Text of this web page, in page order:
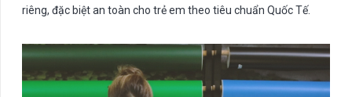
riêng, đặc biệt an toàn cho trẻ em theo tiêu chuẩn Quốc Tế.